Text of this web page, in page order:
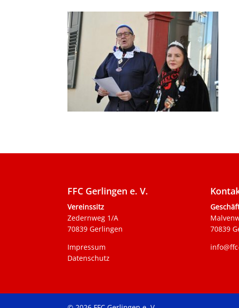
FFC Gerlingen e. V.
Vereinssitz
Zedernweg 1/A
70839 Gerlingen
Impressum
Datenschutz
70839